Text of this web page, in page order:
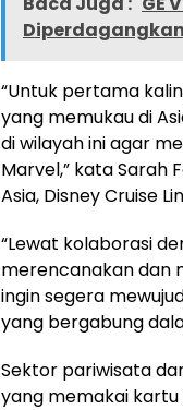
Diperdagangkan
“Untuk pertama
yang memukau di
di wilayah ini agar
Marvel,” kata Sarah
Asia, Disney Cruise
“Lewat kolaborasi
merencanakan dan
ingin segera
yang bergabung
Sektor pariwisata
yang memakai kartu